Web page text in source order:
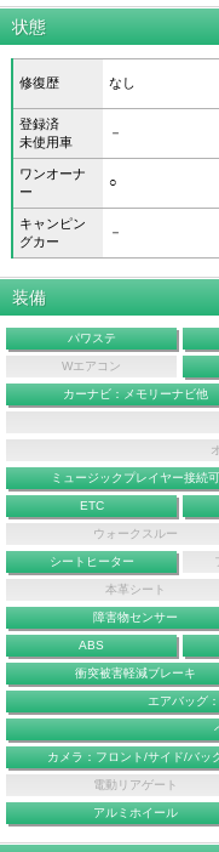
状態
修復歴 なし
登録済
未使用車
－
ワンオーナ
ー
○
キャンピン
グカー
－
装備
パワステ
Wエアコン
カーナビ：メモリーナビ他
ミュージックプレイヤー接続可
ETC
ウォークスルー
シートヒーター
本革シート
障害物センサー
ABS
衝突被害軽減ブレーキ
エアバッグ
カメラ：フロント/サイド/バッ
電動リアゲート
アルミホイール